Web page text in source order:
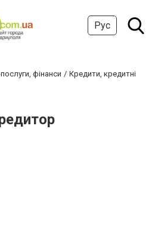
Рус
фінанси
Кредити, кредитні